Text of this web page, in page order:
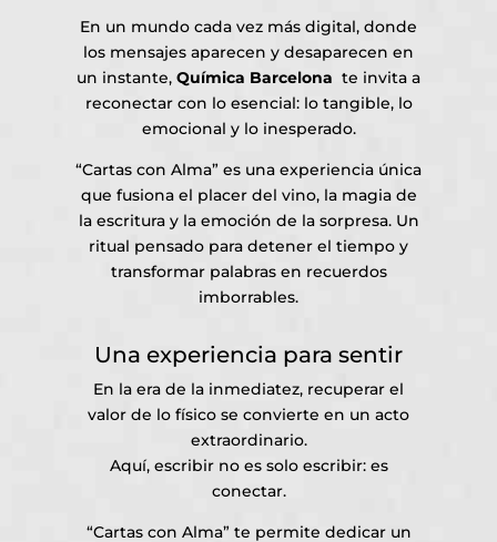
En un mundo cada vez más digital, donde
los mensajes aparecen y desaparecen en
un instante, Química Barcelona te invita a
reconectar con lo esencial: lo tangible, lo
emocional y lo inesperado.
“Cartas con Alma” es una experiencia única
que fusiona el placer del vino, la magia de
la escritura y la emoción de la sorpresa. Un
ritual pensado para detener el tiempo y
transformar palabras en recuerdos
imborrables.
Una experiencia para sentir
En la era de la inmediatez, recuperar el
valor de lo físico se convierte en un acto
extraordinario.
Aquí, escribir no es solo escribir: es
conectar.
“Cartas con Alma” te permite dedicar un